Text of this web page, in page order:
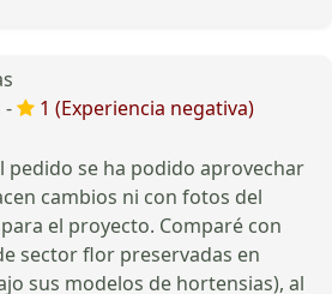
-
1 (Experiencia negativa)
pedido se ha podido aprovechar
cambios ni con fotos del
el proyecto. Comparé con
sector flor preservadas en
sus modelos de hortensias), al